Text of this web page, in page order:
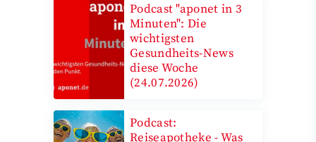
Podcast "aponet in 3
Minuten": Die
wichtigsten
Gesundheits-News
diese Woche
(24.07.2026)
Podcast:
Reiseapotheke - Was